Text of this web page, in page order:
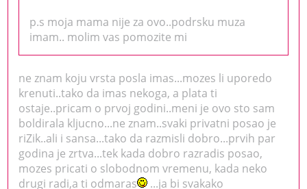
p.s moja mama nije za ovo..podrsku muza
imam.. molim vas pomozite mi
ne znam koju vrsta posla imas...mozes li uporedo
krenuti..tako da imas nekoga, a plata ti
ostaje..pricam o prvoj godini..meni je ovo sto sam
boldirala kljucno...ne znam..svaki privatni posao je
riZik..ali i sansa...tako da razmisli dobro...prvih par
godina je zrtva...tek kada dobro razradis posao,
mozes pricati o slobodnom vremenu, kada neko
drugi radi,a ti odmaras
...ja bi svakako